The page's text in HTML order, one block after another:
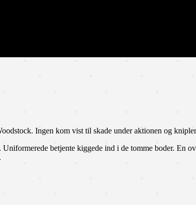
Ingen kom vist til skade under aktionen og
betjente kiggede ind i de tomme boder. En